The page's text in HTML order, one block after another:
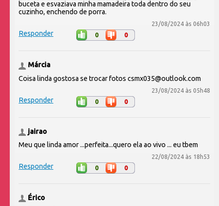
buceta e esvaziava minha mamadeira toda dentro do seu
cuzinho, enchendo de porra.
23/08/2024 às 06h03
Responder 0 0
Márcia
Coisa linda gostosa se trocar fotos csmx035@outlook.com
23/08/2024 às 05h48
Responder 0 0
jairao
Meu que linda amor ...perfeita...quero ela ao vivo ... eu tbem
22/08/2024 às 18h53
Responder 0 0
Érico